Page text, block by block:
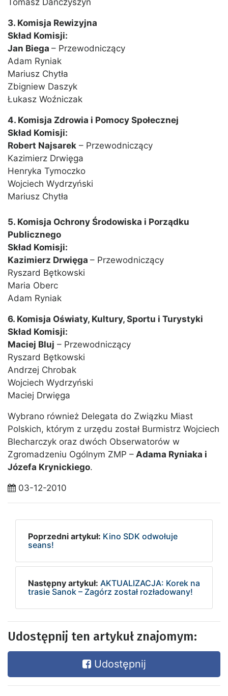
Tomasz Dańczyszyn
3. Komisja Rewizyjna
Skład Komisji:
Jan Biega – Przewodniczący
Adam Ryniak
Mariusz Chytła
Zbigniew Daszyk
Łukasz Woźniczak
4. Komisja Zdrowia i Pomocy Społecznej
Skład Komisji:
Robert Najsarek – Przewodniczący
Kazimierz Drwięga
Henryka Tymoczko
Wojciech Wydrzyński
Mariusz Chytła
5. Komisja Ochrony Środowiska i Porządku
Publicznego
Skład Komisji:
Kazimierz Drwięga – Przewodniczący
Ryszard Bętkowski
Maria Oberc
Adam Ryniak
6. Komisja Oświaty, Kultury, Sportu i Turystyki
Skład Komisji:
Maciej Bluj – Przewodniczący
Ryszard Bętkowski
Andrzej Chrobak
Wojciech Wydrzyński
Maciej Drwięga
Wybrano również Delegata do Związku Miast
Polskich, którym z urzędu został Burmistrz Wojciech
Blecharczyk oraz dwóch Obserwatorów w
Zgromadzeniu Ogólnym ZMP – Adama Ryniaka i
Józefa Krynickiego.
03-12-2010
Poprzedni artykuł: Kino SDK odwołuje
seans!
Następny artykuł: AKTUALIZACJA: Korek na
trasie Sanok – Zagórz został rozładowany!
Udostępnij ten artykuł znajomym:
Udostępnij